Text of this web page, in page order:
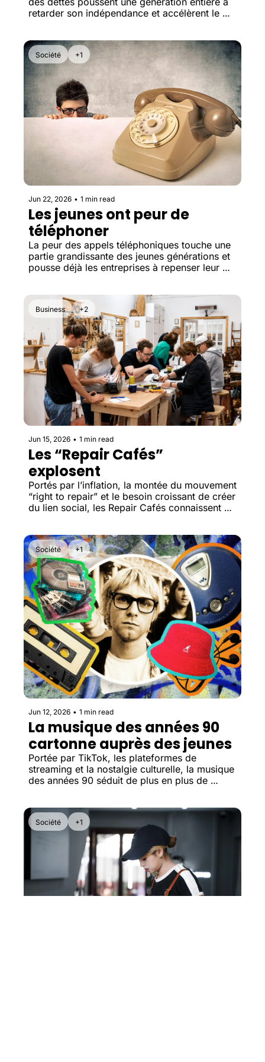
retarder son indépendance et accélèrent le
Société +1
Jun 22, 2026 • 1 min read
Les jeunes ont peur de
téléphoner
La peur des appels téléphoniques touche une
partie grandissante des jeunes générations et
pousse déjà les entreprises à repenser leur
Business +2
Jun 15, 2026 • 1 min read
Les “Repair Cafés”
explosent
Portés par l’inflation, la montée du mouvement
“right to repair” et le besoin croissant de créer
du lien social, les Repair Cafés connaissent
Société +1
Jun 12, 2026 • 1 min read
La musique des années 90
cartonne auprès des jeunes
Portée par TikTok, les plateformes de
streaming et la nostalgie culturelle, la musique
des années 90 séduit de plus en plus de
Société +1